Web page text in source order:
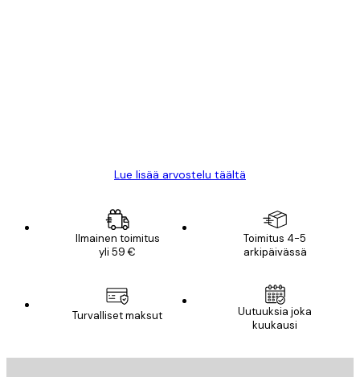
Lue lisää arvostelu täältä
Ilmainen toimitus
yli 59 €
Toimitus 4-5
arkipäivässä
Turvalliset maksut
Uutuuksia joka
kuukausi